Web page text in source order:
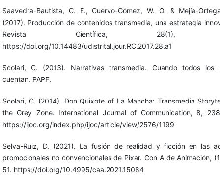
Saavedra-Bautista, C. E., Cuervo-Gómez, W. O. & Mejía-
(2017). Producción de contenidos transmedia, una estrategia
Revista Científica, 28(1), 6-
https://doi.org/10.14483/udistrital.jour.RC.2017.28.a1
Scolari, C. (2013). Narrativas transmedia. Cuando todos los
cuentan. PAPF.
Scolari, C. (2014). Don Quixote of La Mancha: Transmedia
the Grey Zone. International Journal of Communication, 8,
https://ijoc.org/index.php/ijoc/article/view/2576/1199
Selva-Ruiz, D. (2021). La fusión de realidad y ficción en las
promocionales no convencionales de Pixar. Con A de Animación,
51. https://doi.org/10.4995/caa.2021.15084